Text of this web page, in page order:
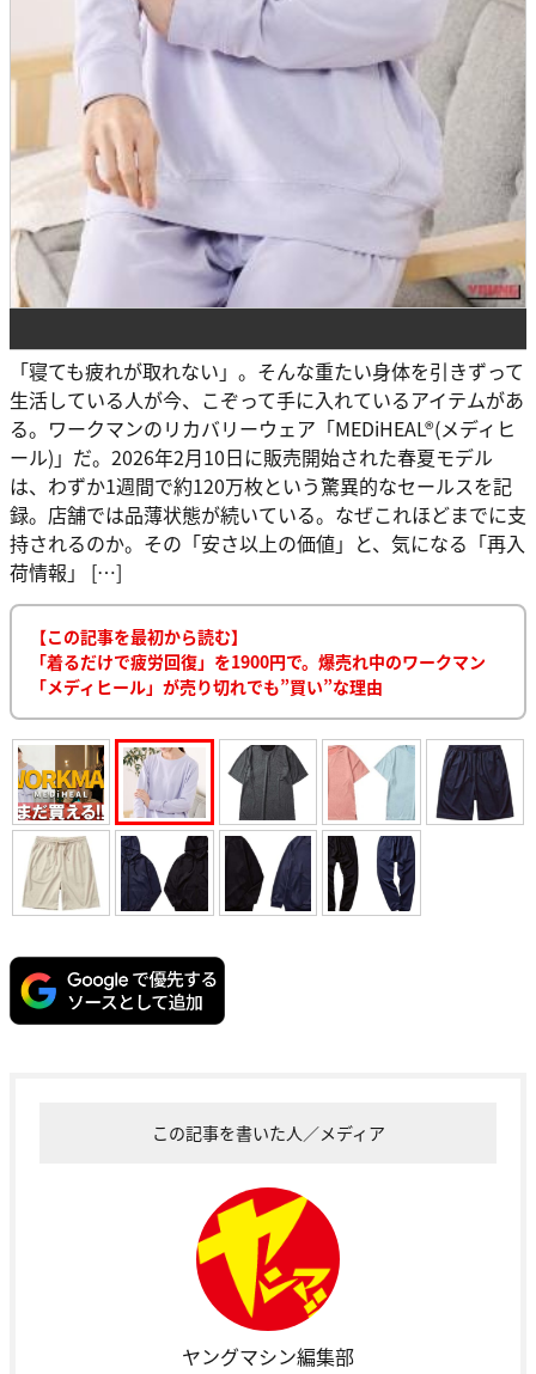
「寝ても疲れが取れない」。そんな重たい身体を引きずって
生活している人が今、こぞって手に入れているアイテムがあ
る。ワークマンのリカバリーウェア「MEDiHEAL®(メディヒ
ール)」だ。2026年2月10日に販売開始された春夏モデル
は、わずか1週間で約120万枚という驚異的なセールスを記
録。店舗では品薄状態が続いている。なぜこれほどまでに支
持されるのか。その「安さ以上の価値」と、気になる「再入
荷情報」 […]
【この記事を最初から読む】
「着るだけで疲労回復」を1900円で。爆売れ中のワークマン
「メディヒール」が売り切れでも”買い”な理由
この記事を書いた人／メディア
ヤングマシン編集部